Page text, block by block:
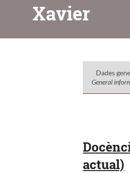
Xavier
Dades
General
actual)